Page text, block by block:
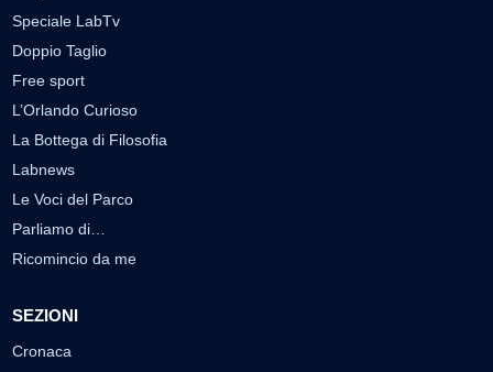
Speciale LabTv
Doppio Taglio
Free sport
L’Orlando Curioso
La Bottega di Filosofia
Labnews
Le Voci del Parco
Parliamo di…
Ricomincio da me
SEZIONI
Cronaca